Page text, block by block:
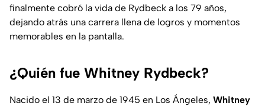
finalmente cobró la vida de Rydbeck a los 79 años,
dejando atrás una carrera llena de logros y momentos
memorables en la pantalla.
¿Quién fue Whitney Rydbeck?
Nacido el 13 de marzo de 1945 en Los Ángeles, Whitney